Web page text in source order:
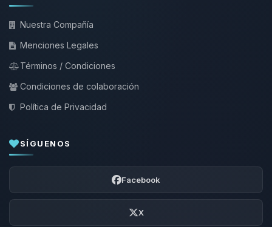
Nuestra Compañía
Menciones Legales
Términos / Condiciones
Condiciones de colaboración
Política de Privacidad
SÍGUENOS
Facebook
X